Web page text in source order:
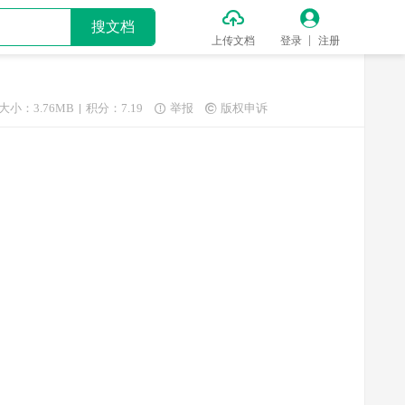
搜文档 
上传文档

登录 注册
小：3.76MB 积分：7.19  举报  版权申诉